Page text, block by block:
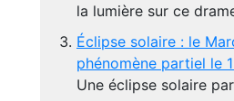
la lumière sur ce
Éclipse solaire : le
phénomène partiel le
Une éclipse solaire